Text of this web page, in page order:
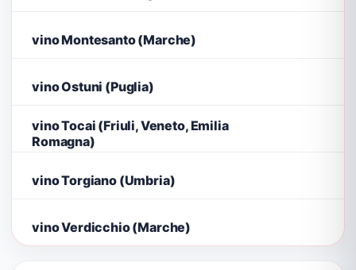
vino Montesanto (Marche)
vino Ostuni (Puglia)
vino Tocai (Friuli, Veneto, Emilia
Romagna)
vino Torgiano (Umbria)
vino Verdicchio (Marche)